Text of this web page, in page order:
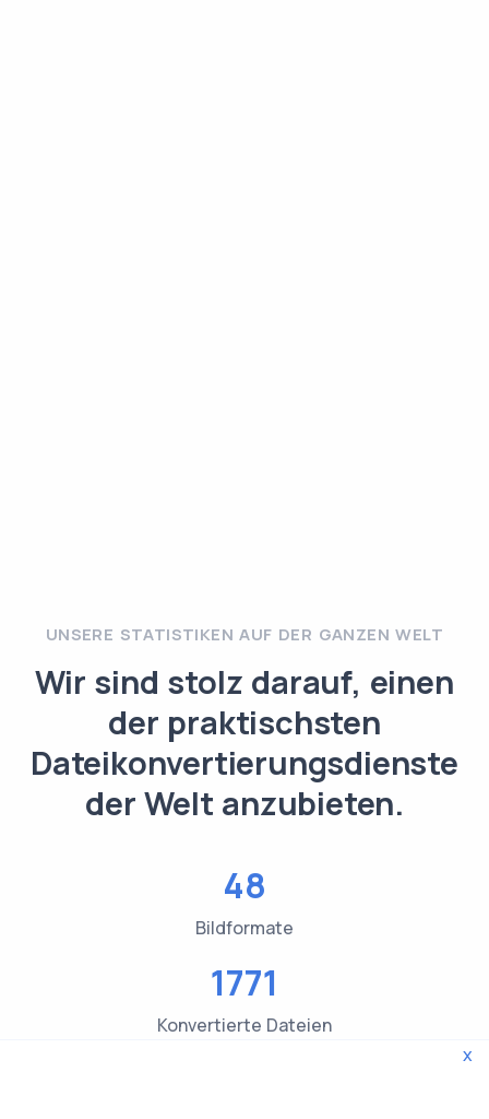
UNSERE STATISTIKEN AUF DER GANZEN WELT
Wir sind stolz darauf, einen
der praktischsten
Dateikonvertierungsdienste
der Welt anzubieten.
48
Bildformate
1771
Konvertierte Dateien
x